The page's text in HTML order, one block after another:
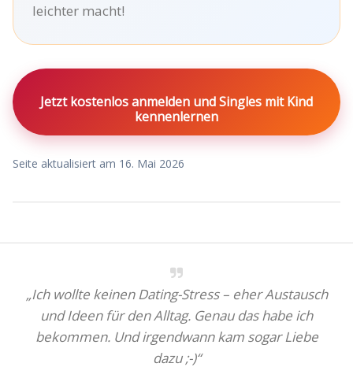
leichter macht!
Jetzt kostenlos anmelden und Singles mit Kind
kennenlernen
Seite aktualisiert am 16. Mai 2026
„Ich wollte keinen Dating-Stress – eher Austausch
und Ideen für den Alltag. Genau das habe ich
bekommen. Und irgendwann kam sogar Liebe
dazu ;-)“